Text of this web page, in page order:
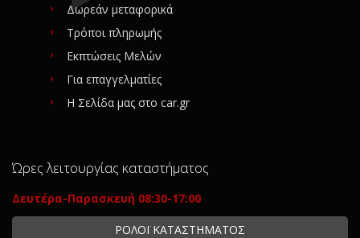
Δωρεάν μεταφορικά
Τρόποι πληρωμής
Εκπτώσεις Μελών
Για επαγγελματίες
Η Σελίδα μας στο car.gr
Ώρες λειτουργίας καταστήματος
Δευτέρα-Παρασκευή 08:30-17:00
ΡΟΛΟΪ ΚΑΤΑΣΤΗΜΑΤΟΣ